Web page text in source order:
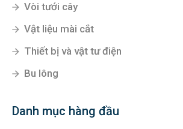
Vòi tưới cây
Vật liệu mài cắt
Thiết bị và vật tư điện
Bu lông
Danh mục hàng đầu